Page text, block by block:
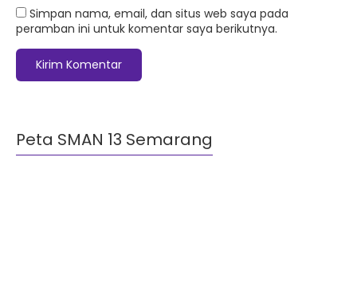
Simpan nama, email, dan situs web saya pada
peramban ini untuk komentar saya berikutnya.
Peta SMAN 13 Semarang